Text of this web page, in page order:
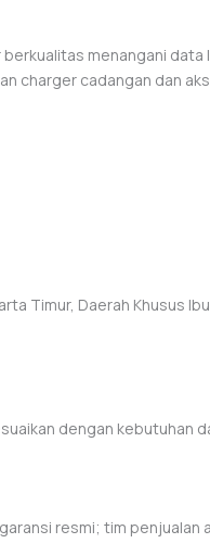
menangani data
charger cadangan dan
Timur, Daerah Khusus
dengan kebutuhan
resmi; tim penjualan